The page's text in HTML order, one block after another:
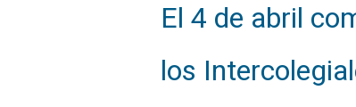
El 4 de abril
los